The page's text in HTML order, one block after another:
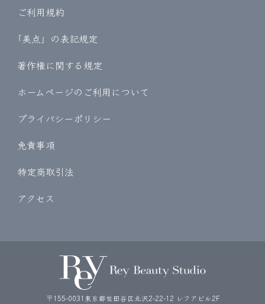
ご利用規約
｢美点」の表記規定
著作権に関する規定
ホームページのご利用について
プライバシーポリシー
免責事項
特定商取引法
アクセス
〒155-0031東京都世田谷区北沢2-22-12 レフアビル2F